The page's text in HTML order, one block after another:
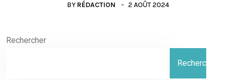
BY RÉDACTION 2 AOÛT 2024
Rechercher
Rechercher